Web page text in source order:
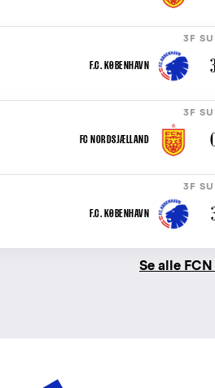
3F
F.C. KØBENHAVN
3F
FC NORDSJÆLLAND
3F
F.C. KØBENHAVN
Se alle